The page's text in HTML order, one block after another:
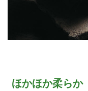
ほかほか柔らか